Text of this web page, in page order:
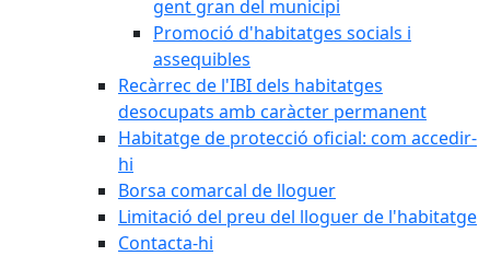
gent gran del municipi
Promoció d'habitatges socials i
assequibles
Recàrrec de l'IBI dels habitatges
desocupats amb caràcter permanent
Habitatge de protecció oficial: com accedir-
hi
Borsa comarcal de lloguer
Limitació del preu del lloguer de l'habitatge
Contacta-hi